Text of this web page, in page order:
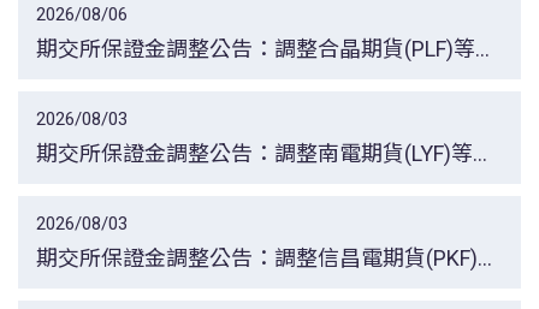
2026/08/06
期交所保證金調整公告：調整合晶期貨(PLF)等保
2026/08/03
期交所保證金調整公告：調整南電期貨(LYF)等所
2026/08/03
期交所保證金調整公告：調整信昌電期貨(PKF)所